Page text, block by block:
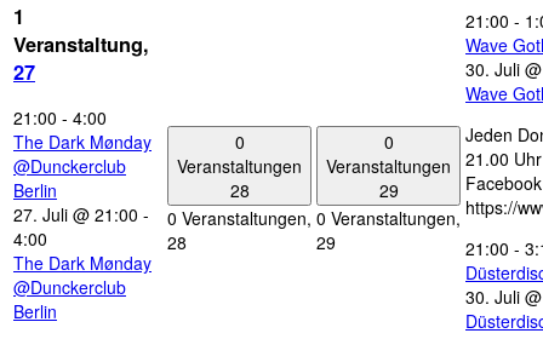
1
Veranstaltung,
27
21:00 - 4:00
The Dark Mønday
@Dunckerclub
Berlin
27. Juli @ 21:00 -
4:00
The Dark Mønday
@Dunckerclub
Berlin
0
Veranstaltungen
28
0 Veranstaltungen,
28
0
Veranstaltungen
29
0 Veranstaltungen,
29
21:00 -
Wave
30. Juli
Wave
Jeden
21.00
https://
21:00 -
30. Juli